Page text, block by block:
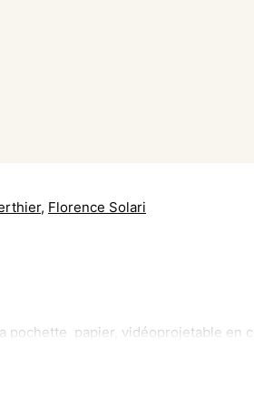
, Florence Solari
papier, vidéoprojetable en